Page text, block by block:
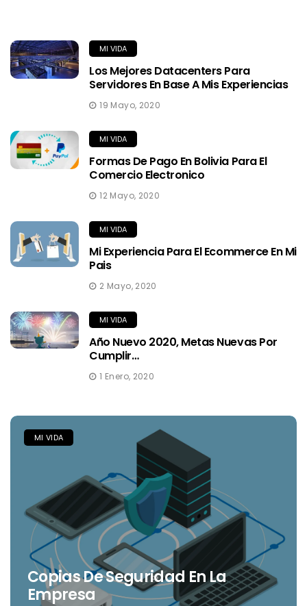
MI VIDA
Los Mejores Datacenters Para
Servidores En Base A Mis Experiencias
19 Mayo, 2020
MI VIDA
Formas De Pago En Bolivia Para El
Comercio Electronico
12 Mayo, 2020
MI VIDA
Mi Experiencia Para El Ecommerce En Mi
Pais
2 Mayo, 2020
MI VIDA
Año Nuevo 2020, Metas Nuevas Por
Cumplir…
1 Enero, 2020
MI VIDA
Copias De Seguridad En La
Empresa